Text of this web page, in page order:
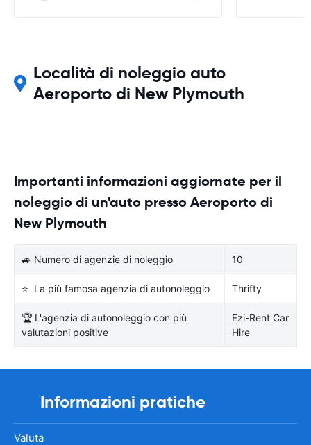
Località di noleggio auto
Aeroporto di New Plymouth
Importanti informazioni aggiornate per il
noleggio di un'auto presso Aeroporto di
New Plymouth
🚙 Numero di agenzie di noleggio 10
⭐ La più famosa agenzia di autonoleggio Thrifty
🏆 L'agenzia di autonoleggio con più
valutazioni positive
Ezi-Rent Car
Hire
Informazioni pratiche
Valuta